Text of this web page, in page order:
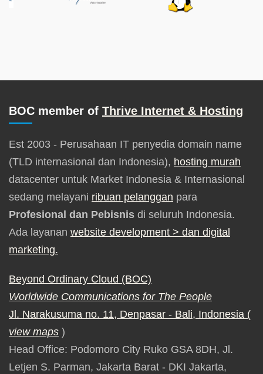
BOC member of Thrive Internet & Hosting
Est 2003 - Perusahaan IT penyedia domain name
(TLD internasional dan Indonesia), hosting murah
datacenter untuk Market Indonesia & Internasional
sedang melayani ribuan pelanggan para
Profesional dan Pebisnis di seluruh Indonesia.
Ada layanan website development > dan digital
marketing.
Beyond Ordinary Cloud (BOC)
Worldwide Communications for The People
Jl. Narakusuma no. 11, Denpasar - Bali, Indonesia (
view maps )
Head Office: Podomoro City Ruko GSA 8DH, Jl.
Letjen S. Parman, Jakarta Barat - DKI Jakarta,